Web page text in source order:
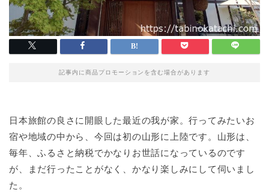
記事内に商品プロモーションを含む場合があります
日本旅館の良さに開眼した最近の我が家。行ってみたいお
宿や地域の中から、今回は初の山形に上陸です。山形は、
毎年、ふるさと納税でかなりお世話になっているのです
が、まだ行ったことがなく、かなり楽しみにして伺いまし
た。